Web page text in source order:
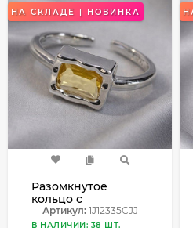
НА СКЛАДЕ | НОВИНКА
Разомкнутое
кольцо с
прямоугольным
желтым
Артикул:1J12335CJJ
В НАЛИЧИИ: 38 ШТ.